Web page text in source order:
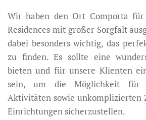
Wir haben den Ort Comporta für
Residences mit großer Sorgfalt
dabei besonders wichtig, das
zu finden. Es sollte eine
bieten und für unsere Klienten
sein, um die Möglichkeit für
Aktivitäten sowie unkomplizierten
Einrichtungen sicherzustellen.